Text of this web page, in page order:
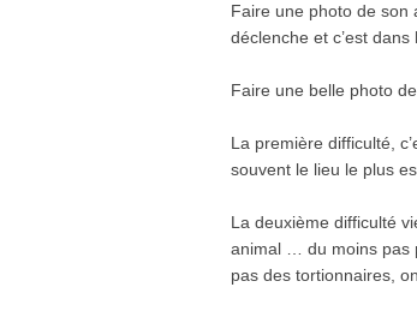
Faire une photo de son
déclenche et c’est dans
Faire une belle photo
La première difficulté,
souvent le lieu le plus
La deuxième difficulté
animal … du moins pas
pas des tortionnaires,